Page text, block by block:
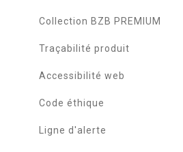
Collection BZB PREMIUM
Traçabilité produit
Accessibilité web
Code éthique
Ligne d'alerte